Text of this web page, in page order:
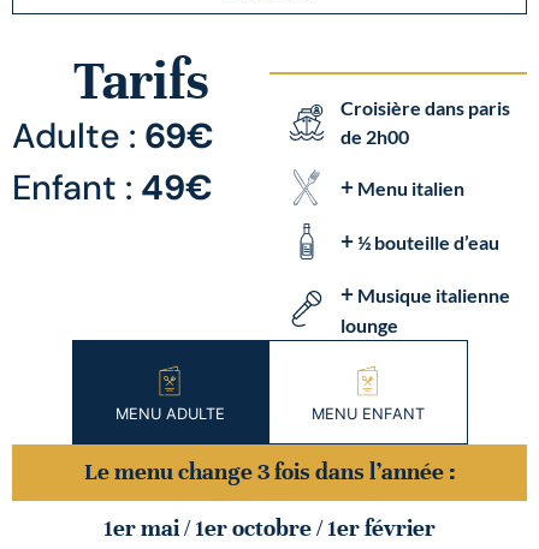
Croisière dans paris
de 2h00
+Menu italien
+½ bouteille d’eau
+Musique italienne
lounge
Tarifs
Adulte : 69€
Enfant : 49€
MENU ADULTE MENU ENFANT
Le menu change 3 fois dans l’année :
1er mai / 1er octobre / 1er février